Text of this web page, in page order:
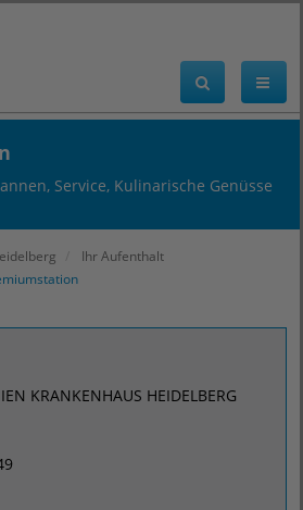
Service, Kulinarische Genüsse
Ihr Aufenthalt
KRANKENHAUS HEIDELBERG